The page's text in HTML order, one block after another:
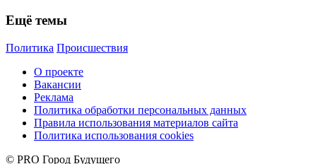
Ещё темы
Политика Происшествия
О проекте
Вакансии
Реклама
Политика обработки персональных данных
Правила использования материалов сайта
Политика использования cookies
© PRO Город Будущего